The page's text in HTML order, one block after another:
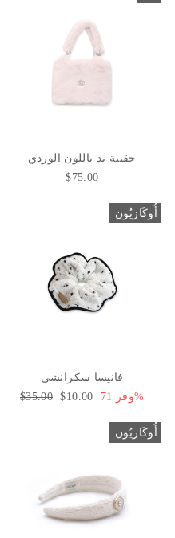
حقيبة يد باللون الوردي
$75.00
أُوكَازيُون
فانيسا سكرانشي
السعر
$35.00 سعر
$10.00 وفر 71%
أُوكَازيُون